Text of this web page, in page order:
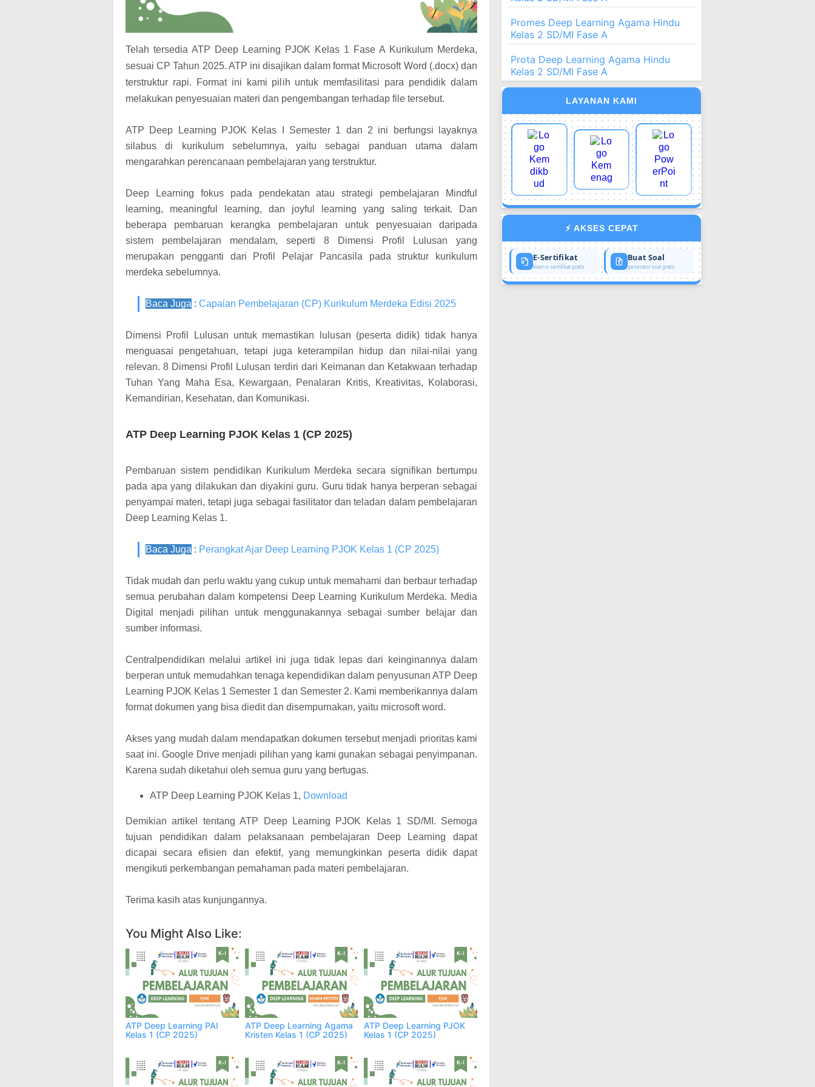
Telah tersedia ATP Deep Learning PJOK Kelas 1 Fase A Kurikulum Merdeka,
sesuai CP Tahun 2025. ATP ini disajikan dalam format Microsoft Word (.docx) dan
terstruktur rapi. Format ini kami pilih untuk memfasilitasi para pendidik dalam
melakukan penyesuaian materi dan pengembangan terhadap file tersebut.
ATP Deep Learning PJOK Kelas I Semester 1 dan 2 ini
berfungsi layaknya
silabus di kurikulum sebelumnya, yaitu sebagai panduan utama dalam
mengarahkan perencanaan pembelajaran yang terstruktur.
Deep Learning fokus pada pendekatan atau strategi pembelajaran Mindful
learning, meaningful learning, dan joyful learning yang saling terkait. Dan
beberapa pembaruan kerangka pembelajaran untuk penyesuaian daripada
sistem pembelajaran mendalam, seperti 8 Dimensi Profil Lulusan yang
merupakan pengganti dari Profil Pelajar Pancasila pada struktur kurikulum
merdeka sebelumnya.
Baca Juga : Capaian Pembelajaran (CP) Kurikulum Merdeka Edisi 2025
Dimensi Profil Lulusan untuk memastikan lulusan (peserta didik) tidak hanya
menguasai pengetahuan, tetapi juga keterampilan hidup dan nilai-nilai yang
relevan. 8 Dimensi Profil Lulusan terdiri dari Keimanan dan Ketakwaan terhadap
Tuhan Yang Maha Esa, Kewargaan, Penalaran Kritis, Kreativitas, Kolaborasi,
Kemandirian, Kesehatan, dan Komunikasi.
ATP Deep Learning PJOK Kelas 1 (CP 2025)
Pembaruan sistem pendidikan Kurikulum Merdeka secara signifikan bertumpu
pada apa yang dilakukan dan diyakini guru. Guru tidak hanya berperan sebagai
penyampai materi, tetapi juga sebagai fasilitator dan teladan dalam pembelajaran
Deep Learning Kelas 1.
Baca Juga : Perangkat Ajar Deep Learning PJOK Kelas 1 (CP 2025)
Tidak mudah dan perlu waktu yang cukup untuk memahami dan berbaur terhadap
semua perubahan dalam kompetensi Deep Learning Kurikulum Merdeka. Media
Digital menjadi pilihan untuk menggunakannya sebagai sumber belajar dan
sumber informasi.
Centralpendidikan melalui artikel ini juga tidak lepas dari keinginannya dalam
berperan untuk memudahkan tenaga kependidikan dalam penyusunan ATP Deep
Learning PJOK Kelas 1 Semester 1 dan Semester 2. Kami memberikannya dalam
format dokumen yang bisa diedit dan disempurnakan, yaitu microsoft word.
Akses yang mudah dalam mendapatkan dokumen tersebut menjadi prioritas kami
saat ini. Google Drive menjadi pilihan yang kami gunakan sebagai penyimpanan.
Karena sudah diketahui oleh semua guru yang bertugas.
ATP Deep Learning PJOK Kelas 1, Download
Demikian artikel tentang ATP Deep Learning PJOK Kelas 1 SD/MI. Semoga
tujuan pendidikan dalam pelaksanaan pembelajaran Deep Learning dapat
dicapai secara efisien dan efektif, yang memungkinkan peserta didik dapat
mengikuti perkembangan pemahaman pada materi pembelajaran.
Terima kasih atas kunjungannya.
You Might Also Like:
ATP Deep Learning PAI
Kelas 1 (CP 2025)
ATP Deep Learning Agama
Kristen Kelas 1 (CP 2025)
ATP Deep Learning PJOK
Kelas 1 (CP 2025)
Promes Deep Learning Agama Hindu
Kelas 2 SD/MI Fase A
Prota Deep Learning Agama Hindu
Kelas 2 SD/MI Fase A
LAYANAN KAMI
⚡ AKSES CEPAT
E-Sertifikat
klaim e-sertifikat gratis
Buat Soal
generator soal gratis